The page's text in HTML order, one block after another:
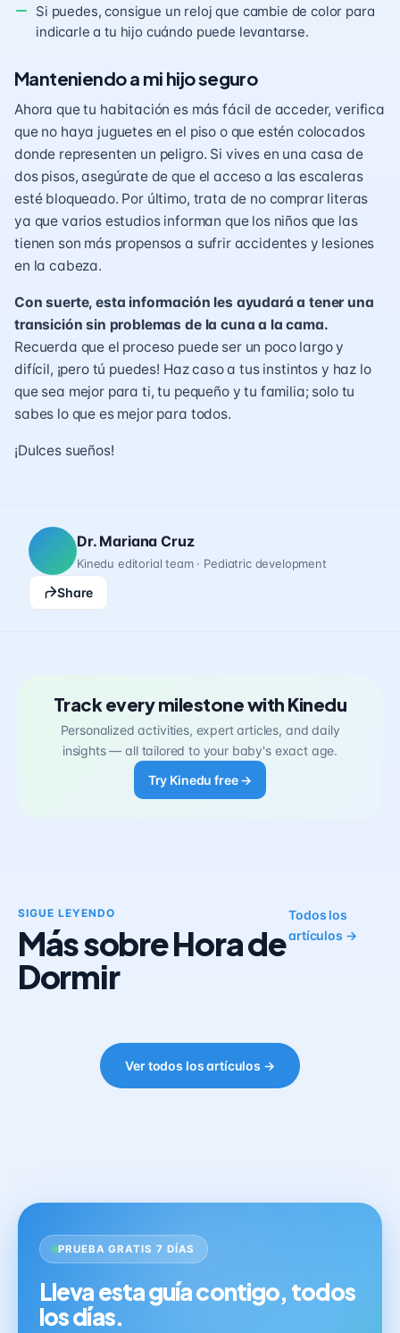
Si puedes, consigue un reloj que cambie de color para
indicarle a tu hijo cuándo puede levantarse.
Manteniendo a mi hijo seguro
Ahora que tu habitación es más fácil de acceder, verifica
que no haya juguetes en el piso o que estén colocados
donde representen un peligro. Si vives en una casa de
dos pisos, asegúrate de que el acceso a las escaleras
esté bloqueado. Por último, trata de no comprar literas
ya que varios estudios informan que los niños que las
tienen son más propensos a sufrir accidentes y lesiones
en la cabeza.
Con suerte, esta información les ayudará a tener una
transición sin problemas de la cuna a la cama.
Recuerda que el proceso puede ser un poco largo y
difícil, ¡pero tú puedes! Haz caso a tus instintos y haz lo
que sea mejor para ti, tu pequeño y tu familia; solo tu
sabes lo que es mejor para todos.
¡Dulces sueños!
Dr. Mariana Cruz
Kinedu editorial team · Pediatric development
Share
Track every milestone with Kinedu
Personalized activities, expert articles, and daily
insights — all tailored to your baby's exact age.
Try Kinedu free →
SIGUE LEYENDO
Más sobre Hora de
Dormir
Todos los
artículos →
Ver todos los artículos →
PRUEBA GRATIS 7 DÍAS
Lleva esta guía contigo, todos
los días.